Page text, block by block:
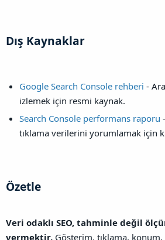
Dış Kaynaklar​
Google Search Console rehberi -
izlemek için resmi kaynak.
Search Console performans raporu
tıklama verilerini yorumlamak için
Özetle​
Veri odaklı SEO, tahminle değil
vermektir. Gösterim, tıklama, konum,